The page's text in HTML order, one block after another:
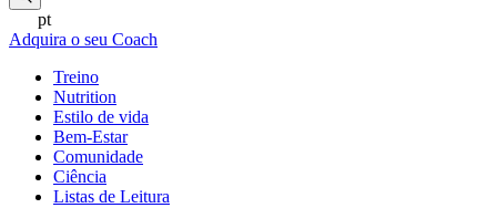
pt
Adquira o seu Coach
Treino
Nutrition
Estilo de vida
Bem-Estar
Comunidade
Ciência
Listas de Leitura